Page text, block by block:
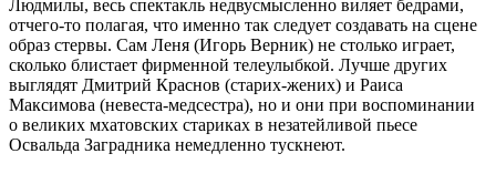
Людмилы, весь спектакль недвусмысленно виляет бедрами,
отчего-то полагая, что именно так следует создавать на сцене
образ стервы. Сам Леня (Игорь Верник) не столько играет,
сколько блистает фирменной телеулыбкой. Лучше других
выглядят Дмитрий Краснов (старих-жених) и Раиса
Максимова (невеста-медсестра), но и они при воспоминании
о великих мхатовских стариках в незатейливой пьесе
Освальда Заградника немедленно тускнеют.